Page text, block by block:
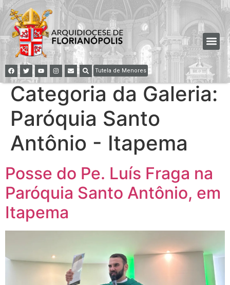
Tutela de Menores
Categoria da Galeria:
Paróquia Santo
Antônio - Itapema
Posse do Pe. Luís Fraga na
Paróquia Santo Antônio, em
Itapema